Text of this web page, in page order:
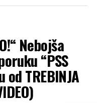
Nebojša
“PSS
TREBINJA